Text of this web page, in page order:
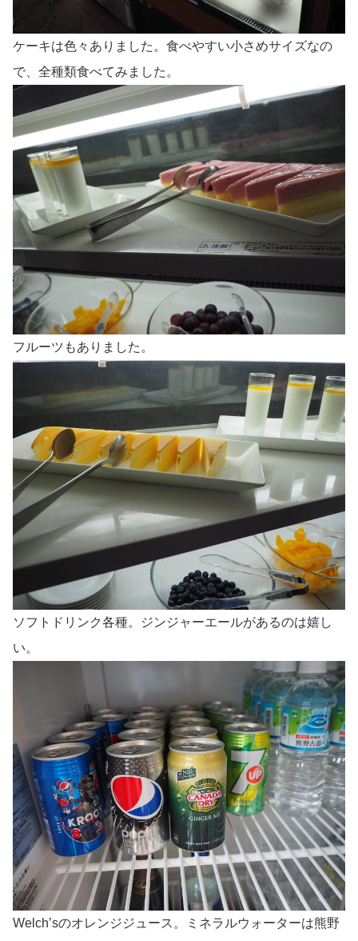
ケーキは色々ありました。食べやすい小さめサイズなの
で、全種類食べてみました。
フルーツもありました。
ソフトドリンク各種。ジンジャーエールがあるのは嬉し
い。
Welch’sのオレンジジュース。ミネラルウォーターは熊野